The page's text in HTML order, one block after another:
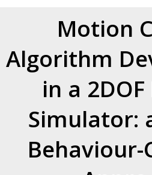
Motion
Algorithm
in a
Simulator:
Behaviour-